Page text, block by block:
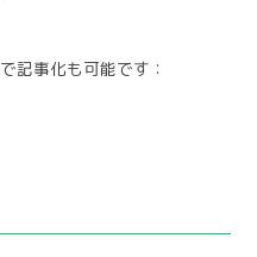
記事化も可能です：